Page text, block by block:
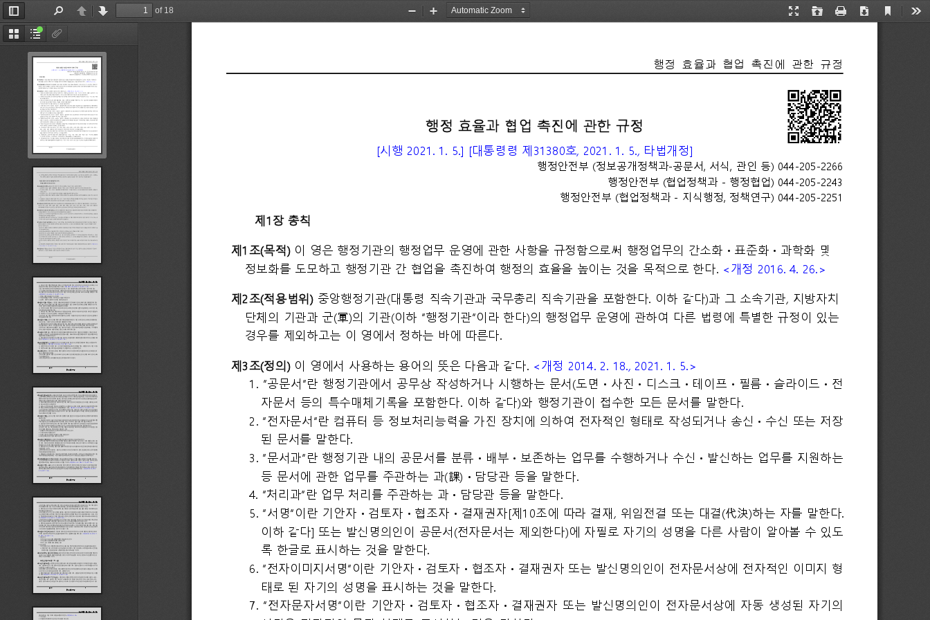
ThumbnailsDocument
Outline
Toggle
Sidebar
PreviousNext
of 18
Presentation
Open Print Download
Current
Zoom
Zoom
행정 효율과 협업 촉진에 관한 규정
행정 효율과 협업 촉진에 관한 규정
[시행 2021. 1. 5.] [대통령령 제31380호, 2021. 1. 5., 타법개정]
행정안전부 (정보공개정책과-공문서, 서식, 관인 등) 044-205-2266
행정안전부 (협업정책과 - 행정협업) 044-205-2243
행정안전부 (협업정책과 - 지식행정, 정책연구) 044-205-2251
       제1장 총칙
제1조(목적) 이 영은 행정기관의 행정업무 운영에 관한 사항을 규정함으로써 행정업무의 간소화ᆞ표준화ᆞ과학화 및
정보화를 도모하고 행정기관 간 협업을 촉진하여 행정의 효율을 높이는 것을 목적으로 한다. <개정 2016. 4. 26.>
제2조(적용범위) 중앙행정기관(대통령 직속기관과 국무총리 직속기관을 포함한다. 이하 같다)과 그 소속기관, 지방자치
단체의 기관과 군(軍)의 기관(이하 “행정기관”이라 한다)의 행정업무 운영에 관하여 다른 법령에 특별한 규정이 있는
경우를 제외하고는 이 영에서 정하는 바에 따른다.
제3조(정의) 이 영에서 사용하는 용어의 뜻은 다음과 같다. <개정 2014. 2. 18., 2021. 1. 5.>
1. “공문서”란 행정기관에서 공무상 작성하거나 시행하는 문서(도면ᆞ사진ᆞ디스크ᆞ테이프ᆞ필름ᆞ슬라이드ᆞ전
자문서 등의 특수매체기록을 포함한다. 이하 같다)와 행정기관이 접수한 모든 문서를 말한다.
2. “전자문서”란 컴퓨터 등 정보처리능력을 가진 장치에 의하여 전자적인 형태로 작성되거나 송신ᆞ수신 또는 저장
된 문서를 말한다.
3. “문서과”란 행정기관 내의 공문서를 분류ᆞ배부ᆞ보존하는 업무를 수행하거나 수신ᆞ발신하는 업무를 지원하는
등 문서에 관한 업무를 주관하는 과(課)ᆞ담당관 등을 말한다.
4. “처리과”란 업무 처리를 주관하는 과ᆞ담당관 등을 말한다.
5. “서명”이란 기안자ᆞ검토자ᆞ협조자ᆞ결재권자[제10조에 따라 결재, 위임전결 또는 대결(代決)하는 자를 말한다.
이하 같다] 또는 발신명의인이 공문서(전자문서는 제외한다)에 자필로 자기의 성명을 다른 사람이 알아볼 수 있도
록 한글로 표시하는 것을 말한다.
6. “전자이미지서명”이란 기안자ᆞ검토자ᆞ협조자ᆞ결재권자 또는 발신명의인이 전자문서상에 전자적인 이미지 형
태로 된 자기의 성명을 표시하는 것을 말한다.
7. “전자문자서명”이란 기안자ᆞ검토자ᆞ협조자ᆞ결재권자 또는 발신명의인이 전자문서상에 자동 생성된 자기의